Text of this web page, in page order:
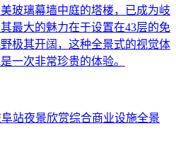
玻璃幕墙中庭的塔楼，已成为岐
最大的魅力在于设置在43层的免
极其开阔，这种全景式的视觉体
一次非常珍贵的体验。
站夜景欣赏综合商业设施全景